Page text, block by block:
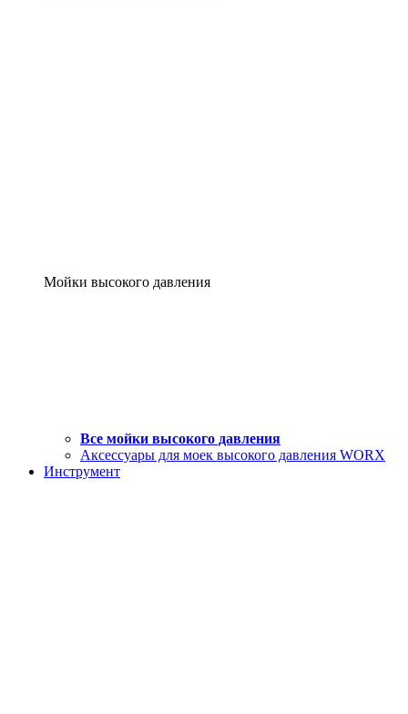
Мойки высокого давления
Все мойки высокого давления
Аксессуары для моек высокого давления WORX
Инструмент